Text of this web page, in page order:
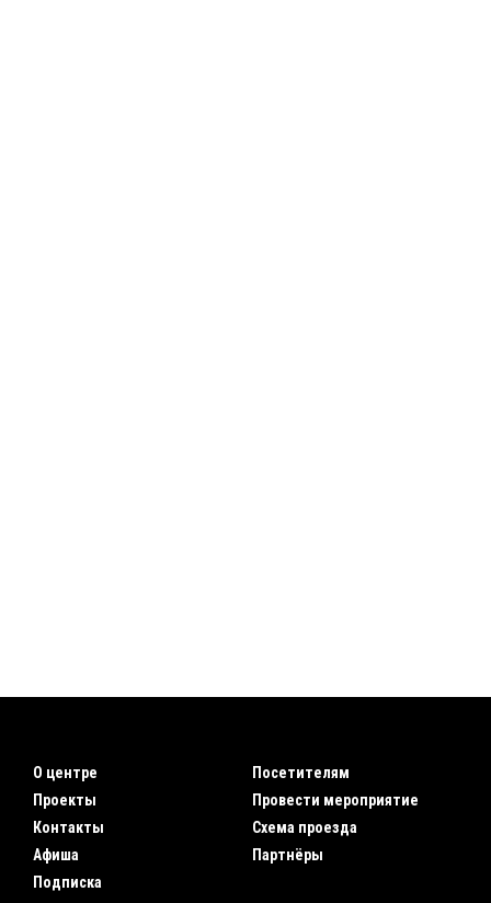
О центре
Проекты
Контакты
Афиша
Подписка
Посетителям
Провести мероприятие
Схема проезда
Партнёры